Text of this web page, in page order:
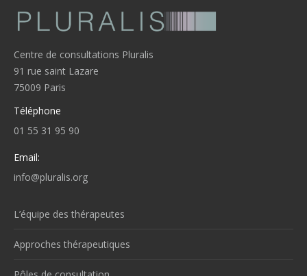
Centre de consultations Pluralis
91 rue saint Lazare
75009 Paris
Téléphone
01 55 31 95 90
Email:
info@pluralis.org
L’équipe des thérapeutes
Approches thérapeutiques